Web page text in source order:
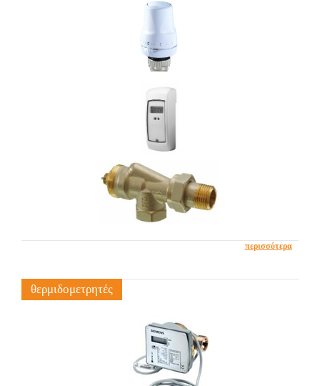
περισσότερα
θερμιδομετρητές